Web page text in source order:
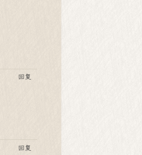
回复
回复